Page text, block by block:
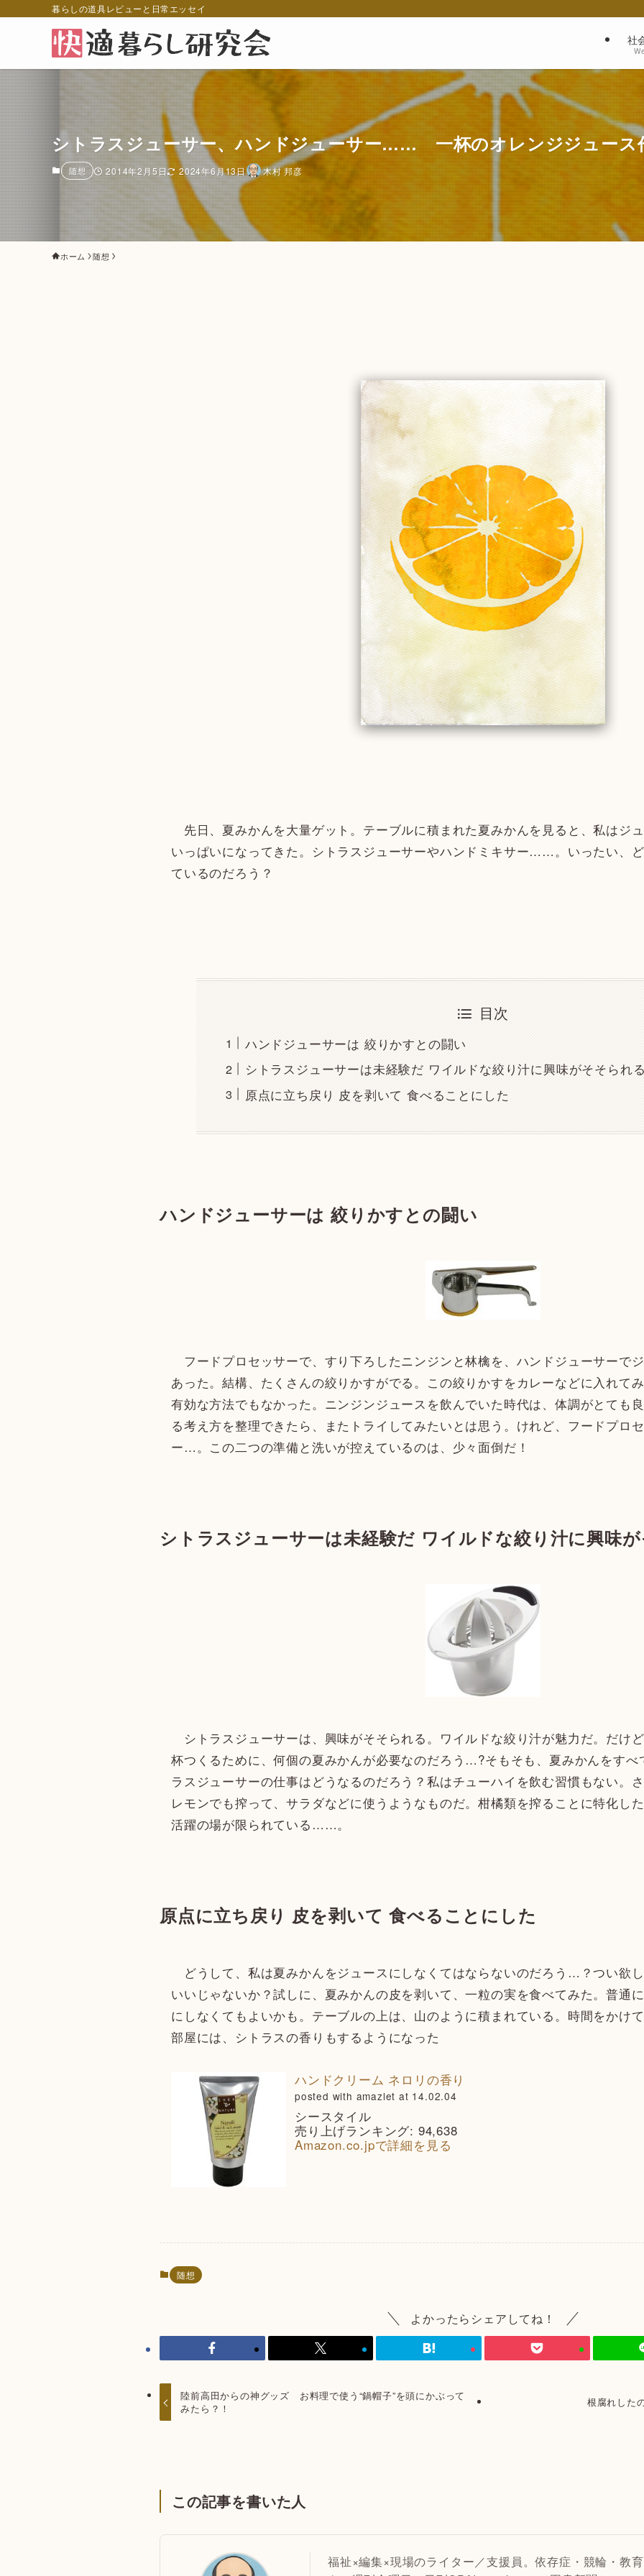
暮らしの道具レビューと日常エッセイ
社
シトラスジューサー、ハンドジューサー…… 一杯のオレンジジュース
随想 2014年2月5日 2024年6月13日 木村 邦彦
ホーム 随想
先日、夏みかんを大量ゲット。テーブルに積まれた夏みかんを見ると、私はジ
いっぱいになってきた。シトラスジューサーやハンドミキサー……。いったい、
ているのだろう？
目次
ハンドジューサーは 絞りかすとの闘い
シトラスジューサーは未経験だ ワイルドな絞り汁に興味がそそられ
原点に立ち戻り 皮を剥いて 食べることにした
ハンドジューサーは 絞りかすとの闘い
フードプロセッサーで、すり下ろしたニンジンと林檎を、ハンドジューサーで
あった。結構、たくさんの絞りかすがでる。この絞りかすをカレーなどに入れて
有効な方法でもなかった。ニンジンジュースを飲んでいた時代は、体調がとても
る考え方を整理できたら、またトライしてみたいとは思う。けれど、フードプロ
ー…。この二つの準備と洗いが控えているのは、少々面倒だ！
シトラスジューサーは未経験だ ワイルドな絞り汁に興味
シトラスジューサーは、興味がそそられる。ワイルドな絞り汁が魅力だ。だけ
杯つくるために、何個の夏みかんが必要なのだろう…?そもそも、夏みかんをす
ラスジューサーの仕事はどうなるのだろう？私はチューハイを飲む習慣もない。
レモンでも搾って、サラダなどに使うようなものだ。柑橘類を搾ることに特化し
活躍の場が限られている……。
原点に立ち戻り 皮を剥いて 食べることにした
どうして、私は夏みかんをジュースにしなくてはならないのだろう…？つい欲
いいじゃないか？試しに、夏みかんの皮を剥いて、一粒の実を食べてみた。普通
にしなくてもよいかも。テーブルの上は、山のように積まれている。時間をかけ
部屋には、シトラスの香りもするようになった
ハンドクリーム ネロリの香り
posted with amazlet at 14.02.04
シースタイル
売り上げランキング: 94,638
Amazon.co.jpで詳細を見る
随想
よかったらシェアしてね！
陸前高田からの神グッズ お料理で使う“鍋帽子”を頭にかぶって
みたら？！
根腐れした
この記事を書いた人
福祉×編集×現場のライター／支援員。依存症・競輪・教